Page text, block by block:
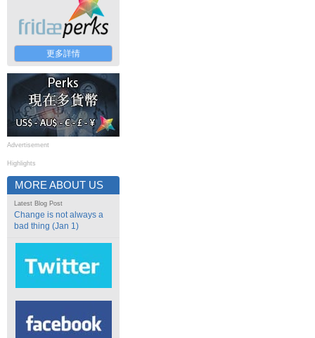
更多詳情
Advertisement
Highlights
MORE ABOUT US
Latest Blog Post
Change is not always a
bad thing (Jan 1)